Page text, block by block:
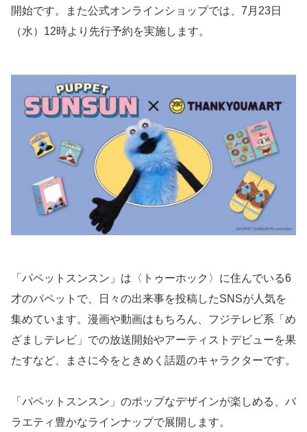
開始です。また公式オンラインショップでは、7月23日
（水）12時より先行予約を実施します。
「パペットスンスン」は〈トゥーホック〉に住んでいる6
才のパペットで、日々の出来事を投稿したSNSが人気を
集めています。漫画や動画はもちろん、フジテレビ系「め
ざましテレビ」での放送開始やアーティストデビューを果
たすなど、まさに今をときめく話題のキャラクターです。
「パペットスンスン」のポップなデザインが楽しめる、バ
ラエティ豊かなラインナップで展開します。